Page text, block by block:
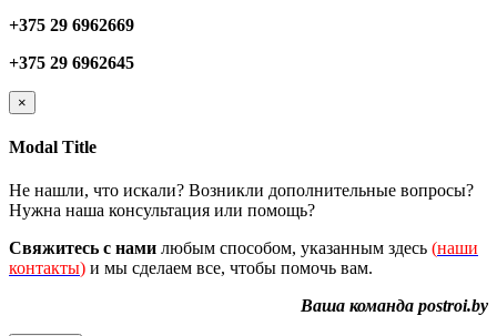
+375 29 6962669
+375 29 6962645
×
Modal Title
Не нашли, что искали? Возникли дополнительные вопросы?
Нужна наша консультация или помощь?
Свяжитесь с нами любым способом, указанным здесь (наши
контакты) и мы сделаем все, чтобы помочь вам.
Ваша команда postroi.by